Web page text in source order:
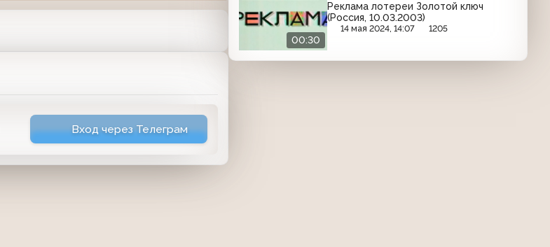
Вход через Телеграм
00:30
Реклама лотереи Золотой ключ
(Россия, 10.03.2003)
14 мая 2024, 14:07 1205